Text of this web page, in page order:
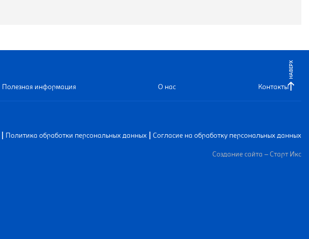
НАВЕРХ
Полезная информация О нас Контакты
Политика обработки персональных данных Согласие на обработку персональных данных
Создание сайта – Старт Икс